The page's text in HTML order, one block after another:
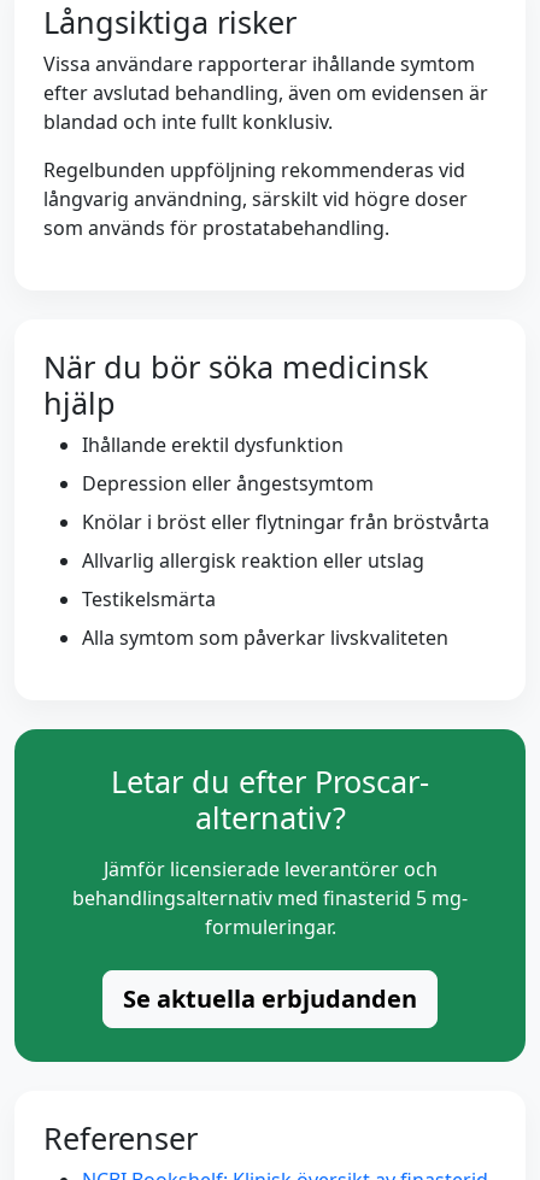
Långsiktiga risker
Vissa användare rapporterar ihållande symtom
efter avslutad behandling, även om evidensen är
blandad och inte fullt konklusiv.
Regelbunden uppföljning rekommenderas vid
långvarig användning, särskilt vid högre doser
som används för prostatabehandling.
När du bör söka medicinsk
hjälp
Ihållande erektil dysfunktion
Depression eller ångestsymtom
Knölar i bröst eller flytningar från bröstvårta
Allvarlig allergisk reaktion eller utslag
Testikelsmärta
Alla symtom som påverkar livskvaliteten
Letar du efter Proscar-
alternativ?
Jämför licensierade leverantörer och
behandlingsalternativ med finasterid 5 mg-
formuleringar.
Se aktuella erbjudanden
Referenser